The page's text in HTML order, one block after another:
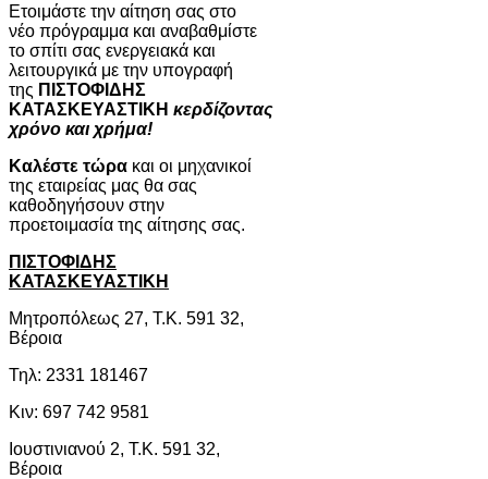
Ετοιμάστε την αίτηση σας στο
νέο πρόγραμμα και αναβαθμίστε
το σπίτι σας ενεργειακά και
λειτουργικά με την υπογραφή
της ΠΙΣΤΟΦΙΔΗΣ
ΚΑΤΑΣΚΕΥΑΣΤΙΚΗ κερδίζοντας
χρόνο και χρήμα!
Καλέστε τώρα και οι μηχανικοί
της εταιρείας μας θα σας
καθοδηγήσουν στην
προετοιμασία της αίτησης σας.
ΠΙΣΤΟΦΙΔΗΣ
ΚΑΤΑΣΚΕΥΑΣΤΙΚΗ
Μητροπόλεως 27, Τ.Κ. 591 32,
Βέροια
Τηλ: 2331 181467
Κιν: 697 742 9581
Ιουστινιανού 2, Τ.Κ. 591 32,
Βέροια